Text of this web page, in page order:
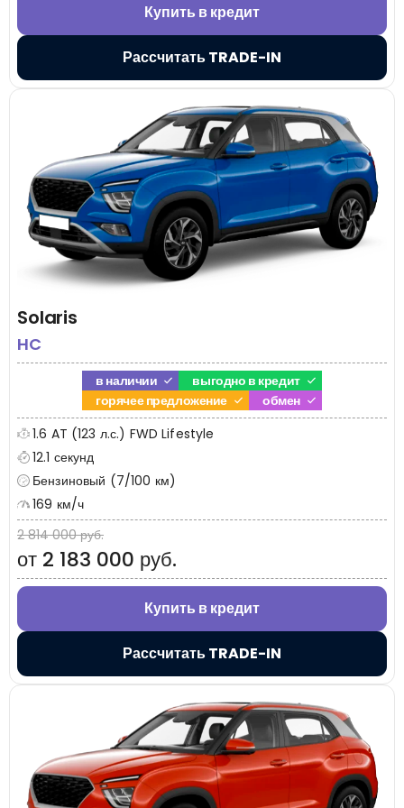
Купить в кредит
Рассчитать TRADE-IN
Solaris
HC
в наличии
выгодно в кредит
горячее предложение
обмен
1.6 AT (123 л.с.) FWD Lifestyle
12.1 секунд
Бензиновый (7/100 км)
169 км/ч
2 814 000 руб.
от 2 183 000 руб.
Купить в кредит
Рассчитать TRADE-IN